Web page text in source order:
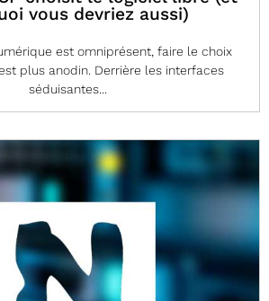
vous devriez aussi)
est omniprésent, faire le choix
plus anodin. Derrière les interfaces
séduisantes...